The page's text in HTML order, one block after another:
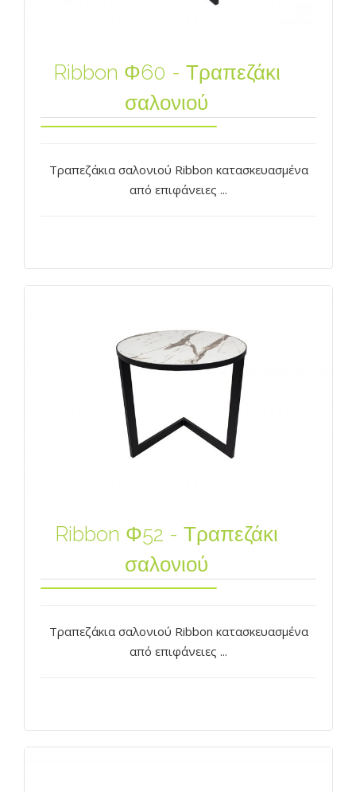
Ribbon Φ60 - Τραπεζάκι
σαλονιού
Τραπεζάκια σαλονιού Ribbon κατασκευασμένα
από επιφάνειες ...
Ribbon Φ52 - Τραπεζάκι
σαλονιού
Τραπεζάκια σαλονιού Ribbon κατασκευασμένα
από επιφάνειες ...